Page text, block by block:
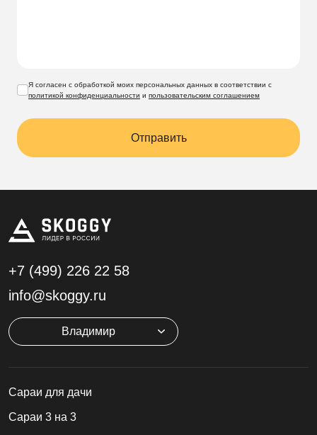
Я согласен с обработкой моих персональных данных в соответствии с
политикой конфиденциальности и пользовательским соглашением
Отправить
+7 (499) 226 22 58
info@skoggy.ru
Владимир
Cараи для дачи
Сараи 3 на 3